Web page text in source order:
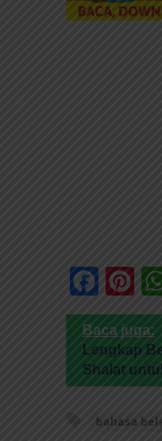
Baca juga:
Lengkap
Shalat
bahasa